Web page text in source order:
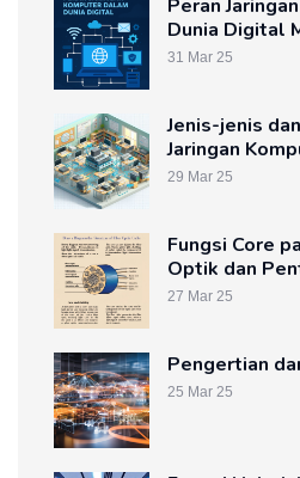
Peran
Dunia Digital
31 Mar 25
Jenis-jenis
Jaringan
29 Mar 25
Fungsi Core
Optik dan
27 Mar 25
Pengertian
25 Mar 25